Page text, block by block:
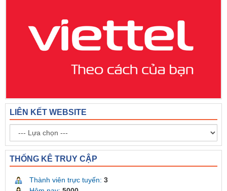
LIÊN KẾT WEBSITE
THỐNG KÊ TRUY CẬP
Thành viên trực tuyến: 3